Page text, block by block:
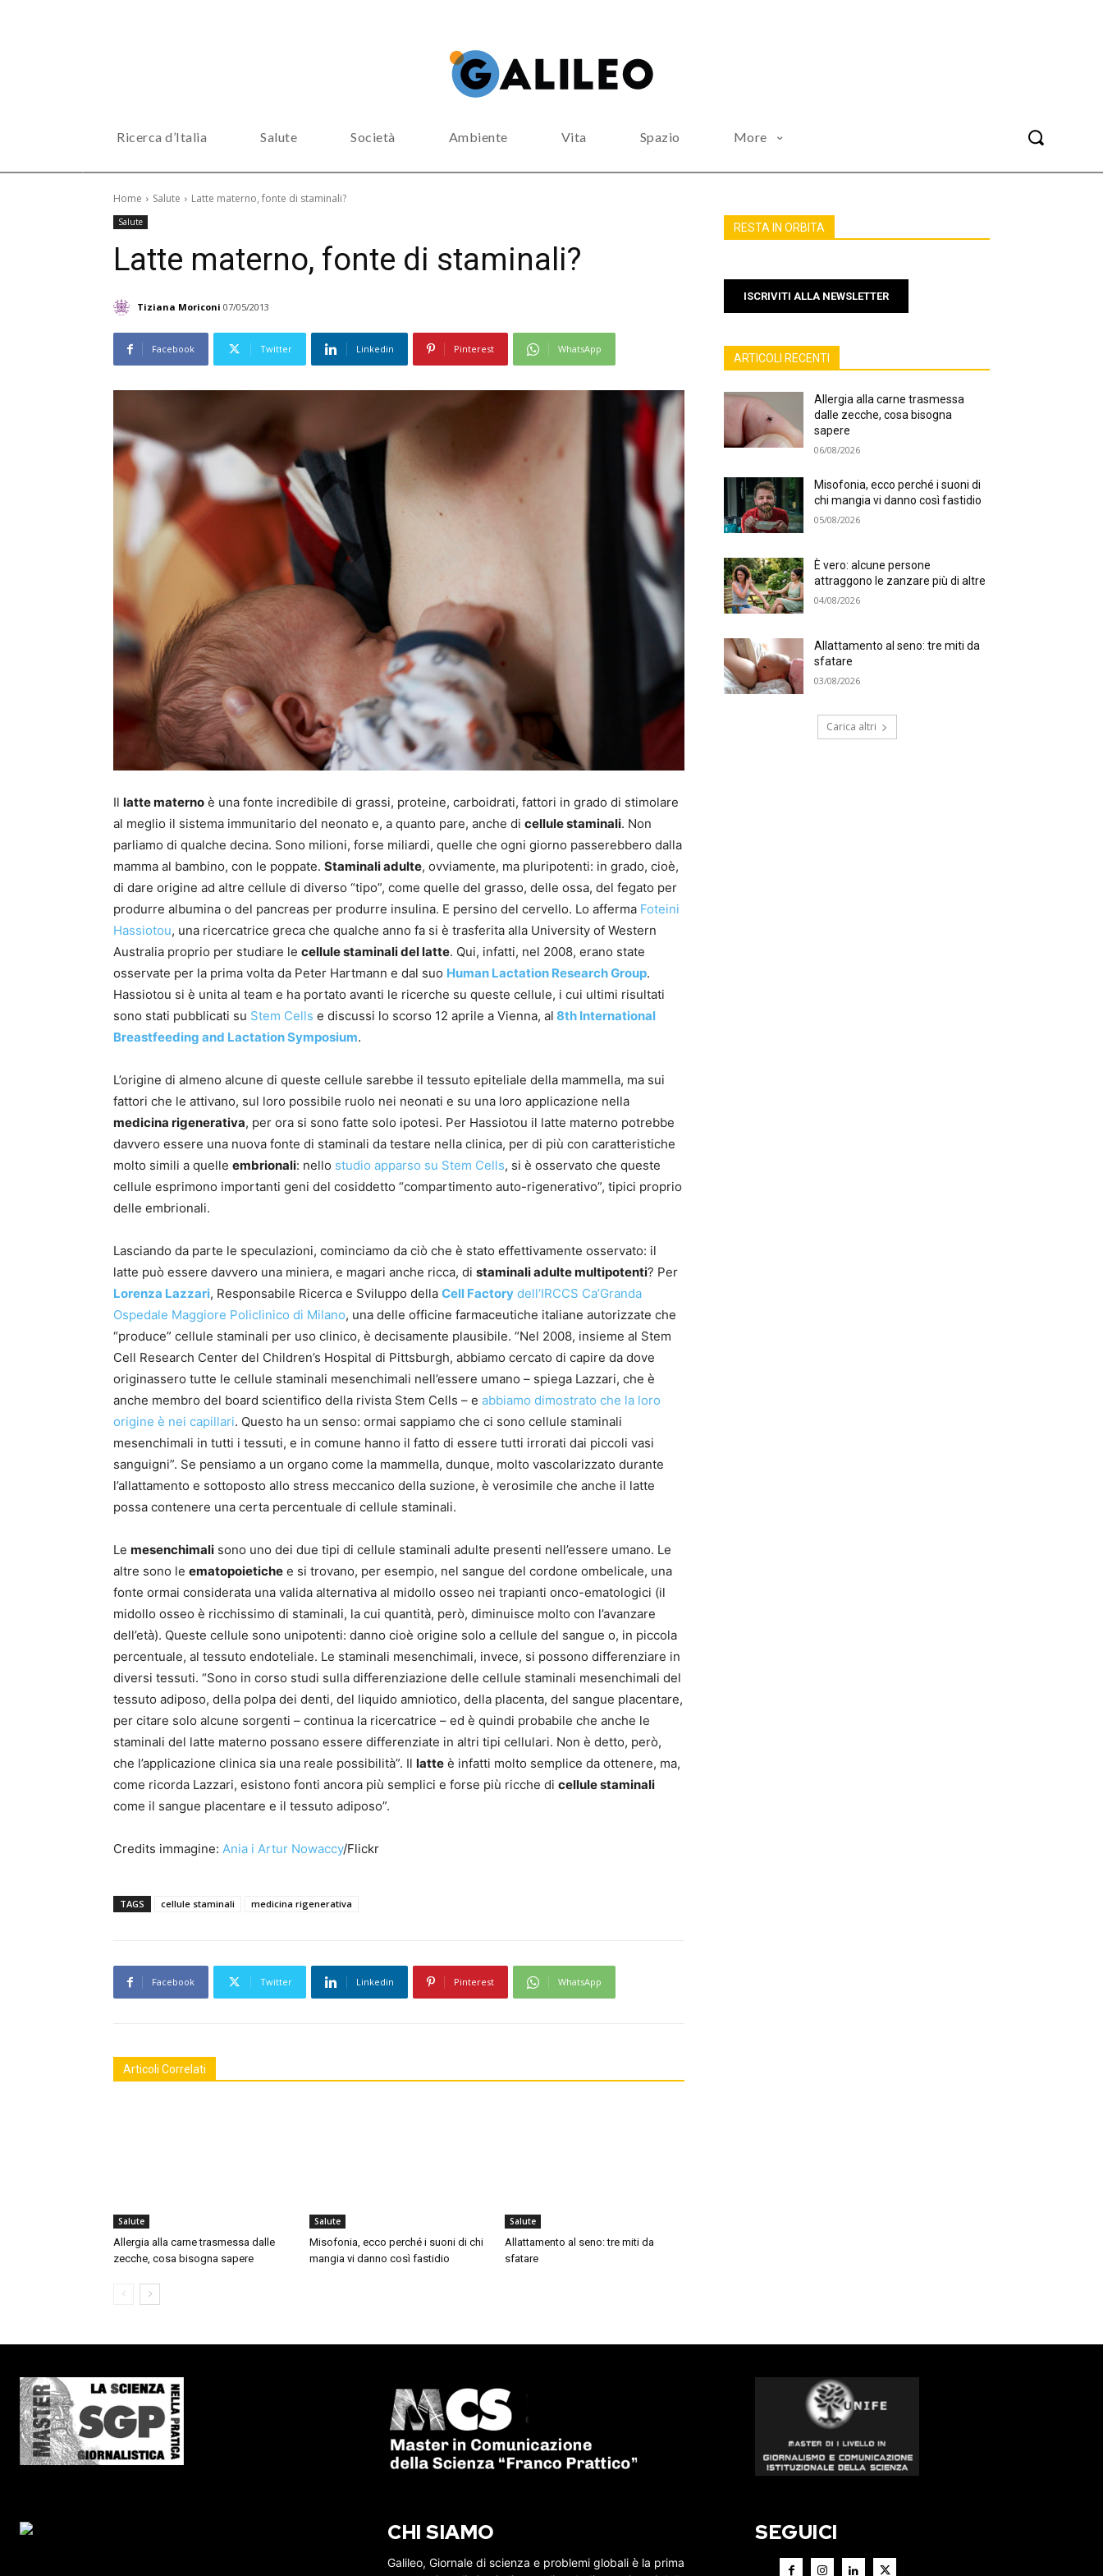
Ricerca d’Italia Salute Società Ambiente Vita Spazio More
Home Salute Latte materno, fonte di staminali?
Salute
Latte materno, fonte di staminali?
Tiziana Moriconi 07/05/2013
Facebook Twitter Linkedin Pinterest WhatsApp
Il latte materno è una fonte incredibile di grassi, proteine, carboidrati, fattori in grado di stimolare
al meglio il sistema immunitario del neonato e, a quanto pare, anche di cellule staminali. Non
parliamo di qualche decina. Sono milioni, forse miliardi, quelle che ogni giorno passerebbero dalla
mamma al bambino, con le poppate. Staminali adulte, ovviamente, ma pluripotenti: in grado, cioè,
di dare origine ad altre cellule di diverso “tipo”, come quelle del grasso, delle ossa, del fegato per
produrre albumina o del pancreas per produrre insulina. E persino del cervello. Lo afferma Foteini
Hassiotou, una ricercatrice greca che qualche anno fa si è trasferita alla University of Western
Australia proprio per studiare le cellule staminali del latte. Qui, infatti, nel 2008, erano state
osservate per la prima volta da Peter Hartmann e dal suo Human Lactation Research Group.
Hassiotou si è unita al team e ha portato avanti le ricerche su queste cellule, i cui ultimi risultati
sono stati pubblicati su Stem Cells e discussi lo scorso 12 aprile a Vienna, al 8th International
Breastfeeding and Lactation Symposium.
L’origine di almeno alcune di queste cellule sarebbe il tessuto epiteliale della mammella, ma sui
fattori che le attivano, sul loro possibile ruolo nei neonati e su una loro applicazione nella
medicina rigenerativa, per ora si sono fatte solo ipotesi. Per Hassiotou il latte materno potrebbe
davvero essere una nuova fonte di staminali da testare nella clinica, per di più con caratteristiche
molto simili a quelle embrionali: nello studio apparso su Stem Cells, si è osservato che queste
cellule esprimono importanti geni del cosiddetto “compartimento auto-rigenerativo”, tipici proprio
delle embrionali.
Lasciando da parte le speculazioni, cominciamo da ciò che è stato effettivamente osservato: il
latte può essere davvero una miniera, e magari anche ricca, di staminali adulte multipotenti? Per
Lorenza Lazzari, Responsabile Ricerca e Sviluppo della Cell Factory dell’IRCCS Ca’Granda
Ospedale Maggiore Policlinico di Milano, una delle officine farmaceutiche italiane autorizzate che
“produce” cellule staminali per uso clinico, è decisamente plausibile. “Nel 2008, insieme al Stem
Cell Research Center del Children’s Hospital di Pittsburgh, abbiamo cercato di capire da dove
originassero tutte le cellule staminali mesenchimali nell’essere umano – spiega Lazzari, che è
anche membro del board scientifico della rivista Stem Cells – e abbiamo dimostrato che la loro
origine è nei capillari. Questo ha un senso: ormai sappiamo che ci sono cellule staminali
mesenchimali in tutti i tessuti, e in comune hanno il fatto di essere tutti irrorati dai piccoli vasi
sanguigni”. Se pensiamo a un organo come la mammella, dunque, molto vascolarizzato durante
l’allattamento e sottoposto allo stress meccanico della suzione, è verosimile che anche il latte
possa contenere una certa percentuale di cellule staminali.
Le mesenchimali sono uno dei due tipi di cellule staminali adulte presenti nell’essere umano. Le
altre sono le ematopoietiche e si trovano, per esempio, nel sangue del cordone ombelicale, una
fonte ormai considerata una valida alternativa al midollo osseo nei trapianti onco-ematologici (il
midollo osseo è ricchissimo di staminali, la cui quantità, però, diminuisce molto con l’avanzare
dell’età). Queste cellule sono unipotenti: danno cioè origine solo a cellule del sangue o, in piccola
percentuale, al tessuto endoteliale. Le staminali mesenchimali, invece, si possono differenziare in
diversi tessuti. “Sono in corso studi sulla differenziazione delle cellule staminali mesenchimali del
tessuto adiposo, della polpa dei denti, del liquido amniotico, della placenta, del sangue placentare,
per citare solo alcune sorgenti – continua la ricercatrice – ed è quindi probabile che anche le
staminali del latte materno possano essere differenziate in altri tipi cellulari. Non è detto, però,
che l’applicazione clinica sia una reale possibilità”. Il latte è infatti molto semplice da ottenere, ma,
come ricorda Lazzari, esistono fonti ancora più semplici e forse più ricche di cellule staminali
come il sangue placentare e il tessuto adiposo”.
Credits immagine: Ania i Artur Nowaccy/Flickr
TAGS cellule staminali medicina rigenerativa
Facebook Twitter Linkedin Pinterest WhatsApp
Articoli Correlati
Salute
Allergia alla carne trasmessa dalle
zecche, cosa bisogna sapere
Salute
Misofonia, ecco perché i suoni di chi
mangia vi danno così fastidio
Salute
Allattamento al seno: tre miti da
sfatare
RESTA IN ORBITA
ISCRIVITI ALLA NEWSLETTER
ARTICOLI RECENTI
Allergia alla carne trasmessa
dalle zecche, cosa bisogna
sapere
06/08/2026
Misofonia, ecco perché i suoni di
chi mangia vi danno così fastidio
05/08/2026
È vero: alcune persone
attraggono le zanzare più di altre
04/08/2026
Allattamento al seno: tre miti da
sfatare
03/08/2026
Carica altri
CHI SIAMO
Galileo, Giornale di scienza e problemi globali è la prima
SEGUICI